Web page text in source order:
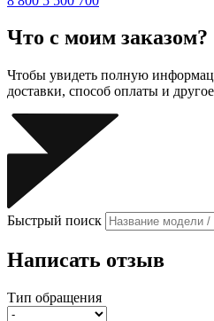
Что с моим заказом?
Чтобы увидеть полную
доставки, способ оплаты и
Быстрый поиск
Написать отзыв
Тип обращения